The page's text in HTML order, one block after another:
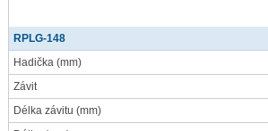
RPLG-148
Hadička (mm)
Závit
Délka závitu (mm)